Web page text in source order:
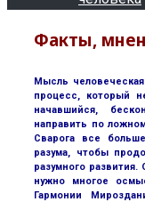
Факты,
Мысль
процесс, который
начавшийся,
направить по
Сварога все
разума, чтобы
разумного
нужно многое
Гармонии